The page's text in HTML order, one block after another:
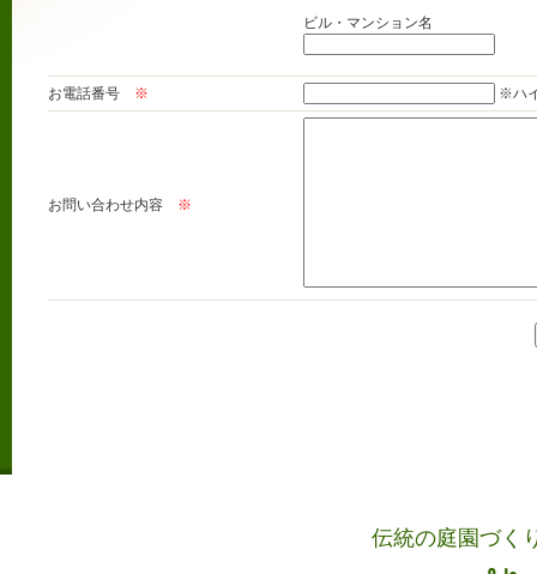
ビル・マンション名
お電話番号 ※ ※ハ
お問い合わせ内容 ※
伝統の庭園づく